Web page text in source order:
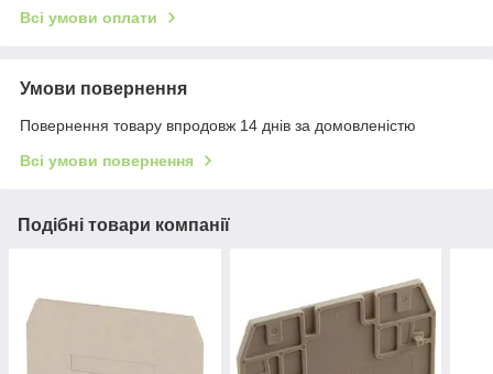
Всі умови оплати
Умови повернення
Повернення товару впродовж 14 днів за домовленістю
Всі умови повернення
Подібні товари компанії